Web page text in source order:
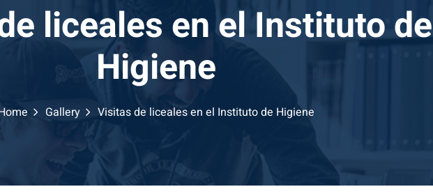
liceales en el Instituto de
Higiene
Gallery Visitas de liceales en el Instituto de Higiene